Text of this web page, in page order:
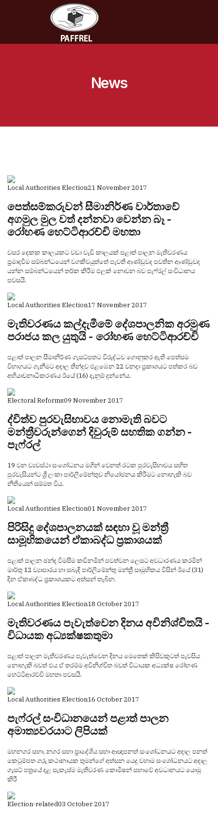
News
Local Authorities Election21 November 2017
පෙත්සම්කරුවන් සීමානිර්ණ වාර්තාවේ
අගමුල මුල වත් දන්නවා වෙන්න බෑ -
රෝහණ හෙට්ටිආරච්චි මහතා
වසර දෙකක කාලයකට වඩා වැඩි කාලයක් පළාත් පාලන මැතිවරණය
ප්‍රමාදවීම සම්බන්ධයෙන් වගකිවයුත්තේ පැවති ආණ්ඩුවද පවතින ආණ්ඩුවද
යන්න සම්බන්ධයෙන් තර්ක කිරීම ඵලක් නොවන බව පැෆ්රල් සංවිධානය
පවසයි.
Local Authorities Election17 November 2017
මැතිවරණය කල්දැමීමේ දේශපාලනික අරමුණ
පරාජය කල යුතුයි - රෝහණ හෙට්ටිආරච්චි
පළාත් පාලන සීමානිර්ණ ගැසට්පතට විරුද්ධව ගොනුකර ඇති පෙත්සම
විභාගයට ගැනීමට අදාල තීන්දුව එළඹෙන 22 වනදා ප්‍රකාශයට පත්කර බව
අභියාචනාධිකරණය ඊයේ (16) දැනුම් දුන්නේය.
Electoral Reforms09 November 2017
ද්විත්ව පුරවැසිභාවය නොමැති බවට
මන්ත්‍රීවරුන්ගෙන් දිවුරුම් සහතික ගන්න -
පැෆ්රල්
19 වන ව්‍යවස්ථා සංශෝධනය මගින් වෙනත් රටක පුරවැසිභාවය සහිත
පුරවැසියන්ට ශ්‍රී ලංකා පාර්ලිමේන්තුව නියෝජනය කිරීමට නොහැකි බව
නීතියෙන් සම්මත විය.
Local Authorities Election01 November 2017
පිරිසිදු දේශපාලනයක් සඳහා වූ මන්ත්‍රී
සාමූහිකයෙන් ඒකාබද්ධ ප්‍රකාශයක්
පළාත් පාලන ඡන්ද විමසීම කඩිනමින් පවත්වන ලෙසට අවධාරණය කරමින්
මාර්තු 12 ව්‍යාපාරය හා සබැඳි පාර්ලිමේන්තු මන්ත්‍රී සාමූහිකය විසින් ඊයේ (31)
දින ඒකාබද්ධ ප්‍රකාශයකට අත්සන් තැබින.
Local Authorities Election18 October 2017
මැතිවරණය පැවැත්වෙන දිනය අවිනිශ්චිතයි -
විධායක අධ්‍යක්ෂකතුමා
පළාත් පාලන මැතිවරණය පැවැත්වෙන දිනය මෙතෙක් කිසිවකුටත් පැවසිය
නොහැකි බවත් එය ඒ තරම්ම අවිනිශ්චිත බවත් විධායක අධ්‍යක්ෂ රෝහණ
හෙට්ටිආරච්චි මහතා පවසයි.
Local Authorities Election16 October 2017
පැෆ්රල් සංවිධානයෙන් පළාත් පාලන
අමාත්‍යවරයාට ලිපියක්
මහනගර සභා, නගර සභා ප‍්‍රාදේශිය සභා ආඥාපනත් සංශෝධනයට අදාල පනත්
කෙටුම්පත ගරු කථානායක තුමන්ගේ අත්සන යෙදූ වහාම සංශෝධනයට අදාල
ගැසට් පත‍්‍රයේ දළ සැකැස්ම මැතිවරණ කොමිෂන් සභාවේ අවධානයට යොමු
කිරී
Election-related03 October 2017